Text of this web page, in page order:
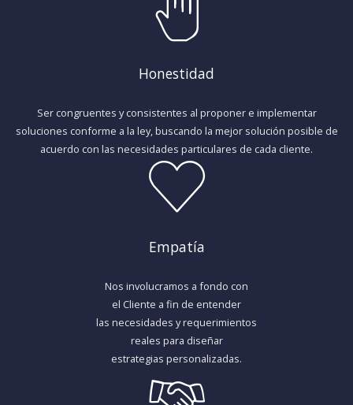
Honestidad
Ser congruentes y consistentes al proponer e implementar
soluciones conforme a la ley, buscando la mejor solución posible de
acuerdo con las necesidades particulares de cada cliente.
Empatía
Nos involucramos a fondo con
el Cliente a fin de entender
las necesidades y requerimientos
reales para diseñar
estrategias personalizadas.